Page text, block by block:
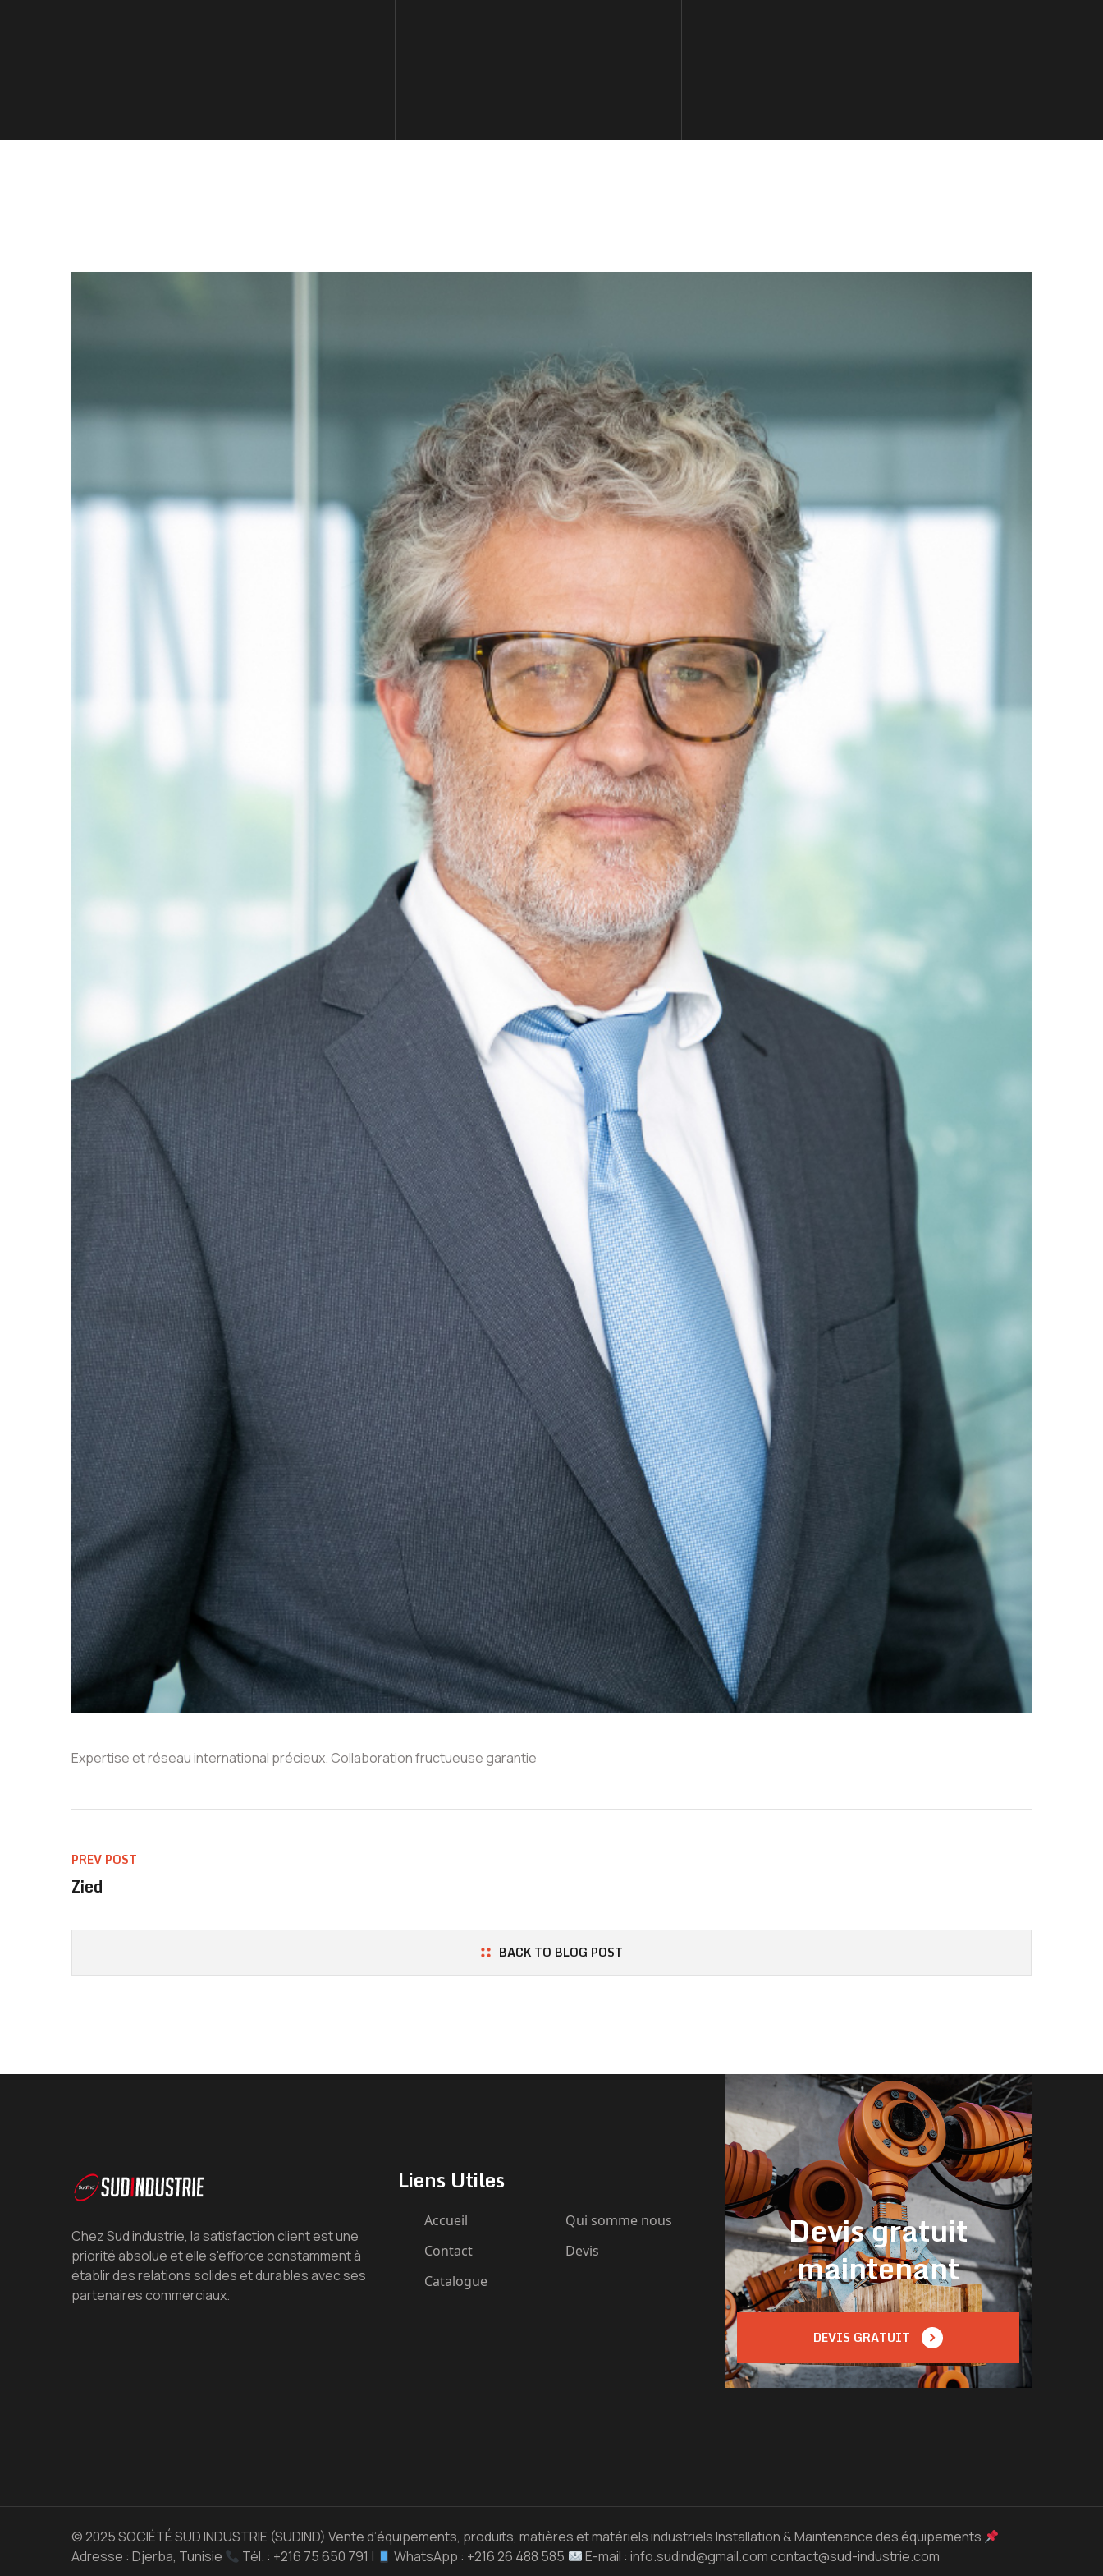
Expertise et réseau international précieux. Collaboration fructueuse garantie
PREV POST
Zied
BACK TO BLOG POST
Chez Sud industrie, la satisfaction client est une
priorité absolue et elle s'efforce constamment à
établir des relations solides et durables avec ses
partenaires commerciaux.
Liens Utiles
Accueil
Qui somme nous
Contact
Devis
Catalogue
Devis gratuit
maintenant
DEVIS GRATUIT
© 2025 SOCIÉTÉ SUD INDUSTRIE (SUDIND) Vente d’équipements, produits, matières et matériels industriels Installation & Maintenance des équipements
Adresse : Djerba, Tunisie
Tél. : +216 75 650 791 | WhatsApp : +216 26 488 585 E-mail : info.sudind@gmail.com contact@sud-industrie.com